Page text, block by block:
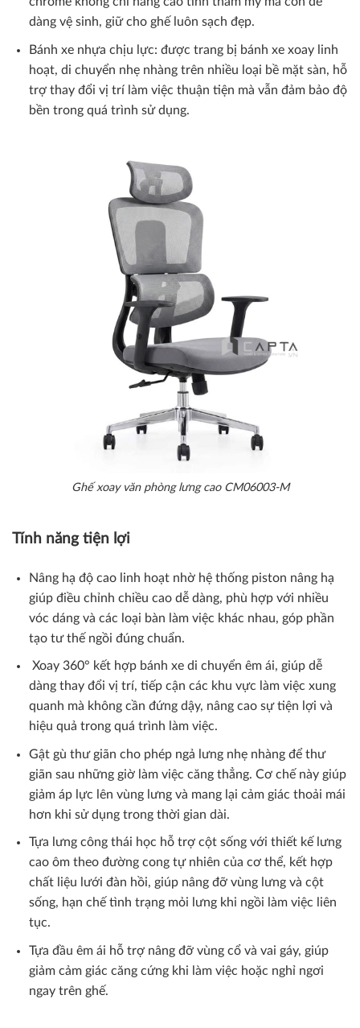
dàng vệ sinh, giữ cho ghế luôn sạch đẹp.
Bánh xe nhựa chịu lực: được trang bị bánh xe xoay linh
hoạt, di chuyển nhẹ nhàng trên nhiều loại bề mặt sàn, hỗ
trợ thay đổi vị trí làm việc thuận tiện mà vẫn đảm bảo độ
bền trong quá trình sử dụng.
Ghế xoay văn phòng lưng cao CM06003-M
Tính năng tiện lợi
Nâng hạ độ cao linh hoạt nhờ hệ thống piston nâng hạ
giúp điều chỉnh chiều cao dễ dàng, phù hợp với nhiều
vóc dáng và các loại bàn làm việc khác nhau, góp phần
tạo tư thế ngồi đúng chuẩn.
Xoay 360° kết hợp bánh xe di chuyển êm ái, giúp dễ
dàng thay đổi vị trí, tiếp cận các khu vực làm việc xung
quanh mà không cần đứng dậy, nâng cao sự tiện lợi và
hiệu quả trong quá trình làm việc.
Gật gù thư giãn cho phép ngả lưng nhẹ nhàng để thư
giãn sau những giờ làm việc căng thẳng. Cơ chế này giúp
giảm áp lực lên vùng lưng và mang lại cảm giác thoải mái
hơn khi sử dụng trong thời gian dài.
Tựa lưng công thái học hỗ trợ cột sống với thiết kế lưng
cao ôm theo đường cong tự nhiên của cơ thể, kết hợp
chất liệu lưới đàn hồi, giúp nâng đỡ vùng lưng và cột
sống, hạn chế tình trạng mỏi lưng khi ngồi làm việc liên
tục.
Tựa đầu êm ái hỗ trợ nâng đỡ vùng cổ và vai gáy, giúp
giảm cảm giác căng cứng khi làm việc hoặc nghỉ ngơi
ngay trên ghế.